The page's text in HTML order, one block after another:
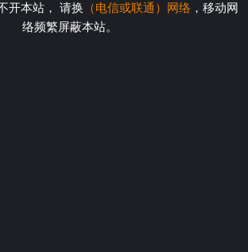
开本站， 请换 （电信或联通）网络 ，移动网
络频繁屏蔽本站。